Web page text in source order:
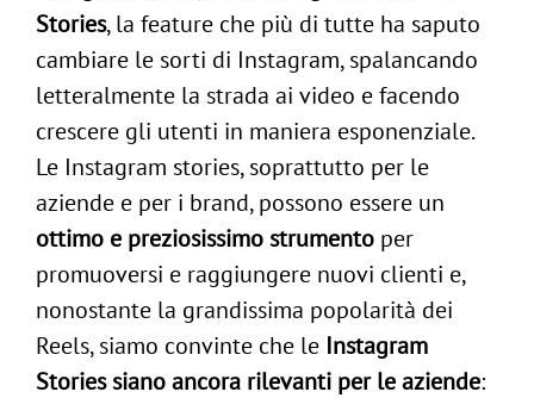
Stories, la feature che più di tutte ha saputo
cambiare le sorti di Instagram, spalancando
letteralmente la strada ai video e facendo
crescere gli utenti in maniera esponenziale.
Le Instagram stories, soprattutto per le
aziende e per i brand, possono essere un
ottimo e preziosissimo strumento per
promuoversi e raggiungere nuovi clienti e,
nonostante la grandissima popolarità dei
Reels, siamo convinte che le Instagram
Stories siano ancora rilevanti per le aziende: